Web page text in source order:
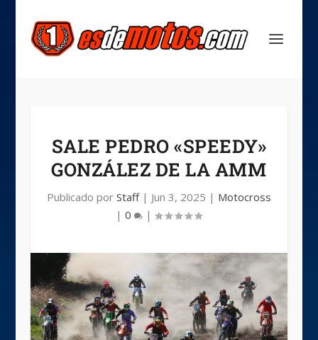
SALE PEDRO «SPEEDY»
GONZÁLEZ DE LA AMM
Publicado por Staff| Jun 3, 2025 | Motocross
|0 |